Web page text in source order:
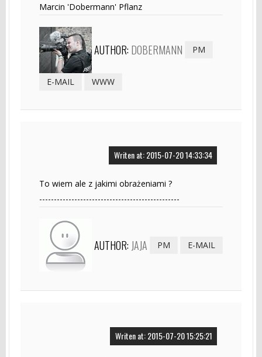
Marcin 'Dobermann' Pflanz
AUTHOR: DOBERMANN PM
E-MAIL WWW
Writen at: 2015-07-20 14:33:34
To wiem ale z jakimi obrażeniami ?
------------------------------------------------
AUTHOR: JAJA PM E-MAIL
Writen at: 2015-07-20 15:25:21